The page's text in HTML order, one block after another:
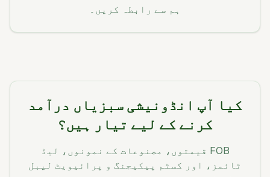
ہم سے رابطہ کریں۔
کیا آپ انڈونیشی سبزیاں درآمد
کرنے کے لیے تیار ہیں؟
FOB قیمتوں، مصنوعات کے نمونوں، لیڈ
ٹائمز، اور کسٹم پیکیجنگ و پرائیویٹ لیبل